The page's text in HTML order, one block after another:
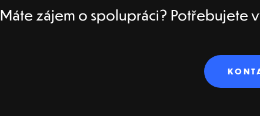
Máte zájem o spolupráci? Potřebujete